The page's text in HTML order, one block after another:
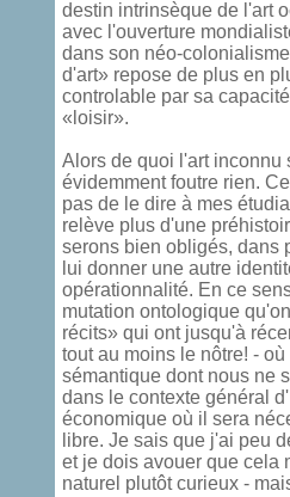
destin intrinsèque de l'art
avec l'ouverture
dans son néo-
d'art» repose de plus en
controlable par sa
«loisir».
Alors de quoi l'art inconnu
évidemment foutre rien.
pas de le dire à mes
relève plus d'une
serons bien obligés, dans
lui donner une autre
opérationnalité. En ce
mutation ontologique
récits» qui ont jusqu'à
tout au moins le nôtre! -
sémantique dont nous ne
dans le contexte général
économique où il sera
libre. Je sais que j'ai peu
et je dois avouer que cela
naturel plutôt curieux -